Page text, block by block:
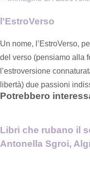
l'EstroVerso
Un nome, l’EstroVerso,
del verso (pensiamo alla
l’estroversione
libertà) due passioni
Potrebbero
Libri che rubano il
Antonella Sgroi,